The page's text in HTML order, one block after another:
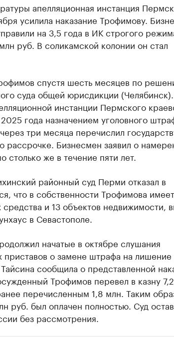
апелляционная инстанция
усилила наказание Трофимову.
на 3,5 года в ИК строгого
руб. В соликамской колонии он стал
спустя шесть месяцев по
суда общей юрисдикции
инстанции Пермского
года назначением уголовного
три месяца перечислил
рассрочке. Бизнесмен заявил о
столько же в течение пяти лет.
районный суд Перми отказал в
что в собственности Трофимова
и 13 объектов недвижимости,
в Севастополе.
начатые в октябре слушания
приставов о замене штрафа на лишение
сообщила о представленной
Трофимов перевел в казну
перечисленным 1,8 млн. Таким
руб. был оплачен полностью. Суд
без рассмотрения.